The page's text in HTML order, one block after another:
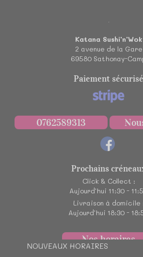
Katana Sushi'n'Wok
2 avenue de la Gare
69580 Sathonay-
Paiement sécurisé
0762589313
Prochains
Click & Collect :
Aujourd'hui 11:30 -
Livraison à domicile
Aujourd'hui 18:30 -
Nos horaires
NOUVEAUX HORAIRES